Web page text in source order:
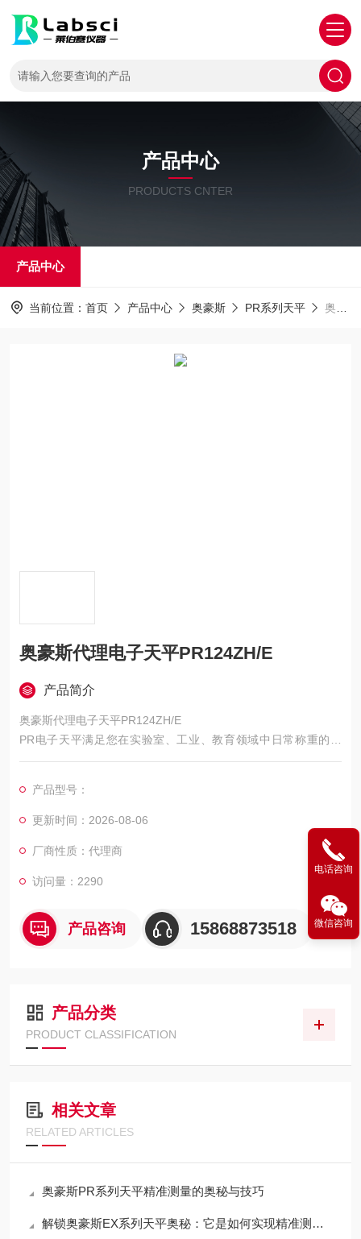
产品中心
PRODUCTS CNTER
产品中心
当前位置： 首页 产品中心 奥豪斯 PR系列天平 奥豪斯代理电子天平PR124ZH/E
奥豪斯代理电子天平PR124ZH/E
产品简介
奥豪斯代理电子天平PR124ZH/E
PR电子天平满足您在实验室、工业、教育领域中日常称重的需
求，PR分析及精密天平性能优异、价格实惠。RS232通讯端口、
产品型号：
更新时间：2026-08-06
厂商性质：代理商
访问量：2290
产品咨询 15868873518
产品分类
PRODUCT CLASSIFICATION
相关文章
RELATED ARTICLES
奥豪斯PR系列天平精准测量的奥秘与技巧
解锁奥豪斯EX系列天平奥秘：它是如何实现精准测量的？
电话咨询
微信咨询